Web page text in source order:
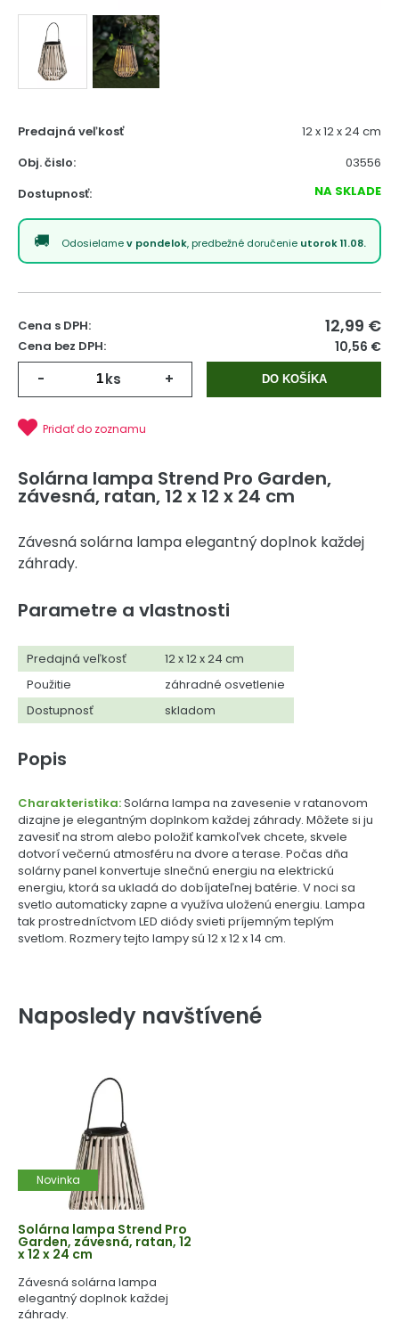
Predajná veľkosť
12 x 12 x 24 cm
Obj. čislo:
03556
Dostupnosť:
NA SKLADE
Odosielamev pondelok, predbežné doručenie utorok 11.08.
Cena s DPH: 12,99 €
Cena bez DPH: 10,56 €
- ks + DO KOŠÍKA
Pridať do zoznamu
Solárna lampa Strend Pro Garden,
závesná, ratan, 12 x 12 x 24 cm
Závesná solárna lampa elegantný doplnok každej
záhrady.
Parametre a vlastnosti
Predajná veľkosť
12 x 12 x 24 cm
Použitie
záhradné osvetlenie
Dostupnosť
skladom
Popis
Charakteristika:Solárna lampa na zavesenie v ratanovom
dizajne je elegantným doplnkom každej záhrady. Môžete si ju
zavesiť na strom alebo položiť kamkoľvek chcete, skvele
dotvorí večernú atmosféru na dvore a terase. Počas dňa
solárny panel konvertuje slnečnú energiu na elektrickú
energiu, ktorá sa ukladá do dobíjateľnej batérie. V noci sa
svetlo automaticky zapne a využíva uloženú energiu. Lampa
tak prostredníctvom LED diódy svieti príjemným teplým
svetlom. Rozmery tejto lampy sú 12 x 12 x 14 cm.
Naposledy navštívené
Novinka
Solárna lampa Strend Pro
Garden, závesná, ratan, 12
x 12 x 24 cm
Závesná solárna lampa
elegantný doplnok každej
záhrady.